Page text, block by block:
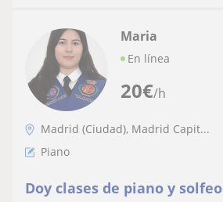
20€/h
Maria
En línea
Madrid (Ciudad), Madrid Capit...
Piano
Doy clases de piano y solfeo